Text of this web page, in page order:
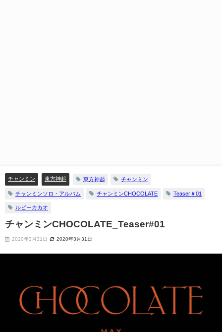
チャンミン 東方神起 東方神起 チャンミン
チャンミンソロ・アルバム チャンミンCHOCOLATE Teaser＃01
ルビーカカオ
チャンミンCHOCOLATE_Teaser#01
2020年3月31日 2020年3月31日